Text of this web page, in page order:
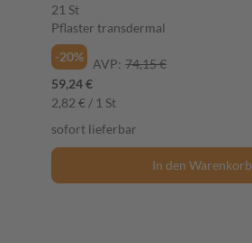
21 St
Pflaster transdermal
-20%
AVP: 74,15 €
59,24 €
2,82 € / 1 St
sofort lieferbar
In den Warenkorb